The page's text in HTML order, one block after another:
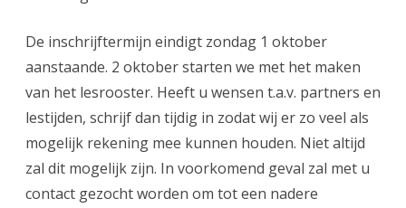
De inschrijftermijn eindigt zondag 1 oktober
aanstaande. 2 oktober starten we met het maken
van het lesrooster. Heeft u wensen t.a.v. partners en
lestijden, schrijf dan tijdig in zodat wij er zo veel als
mogelijk rekening mee kunnen houden. Niet altijd
zal dit mogelijk zijn. In voorkomend geval zal met u
contact gezocht worden om tot een nadere